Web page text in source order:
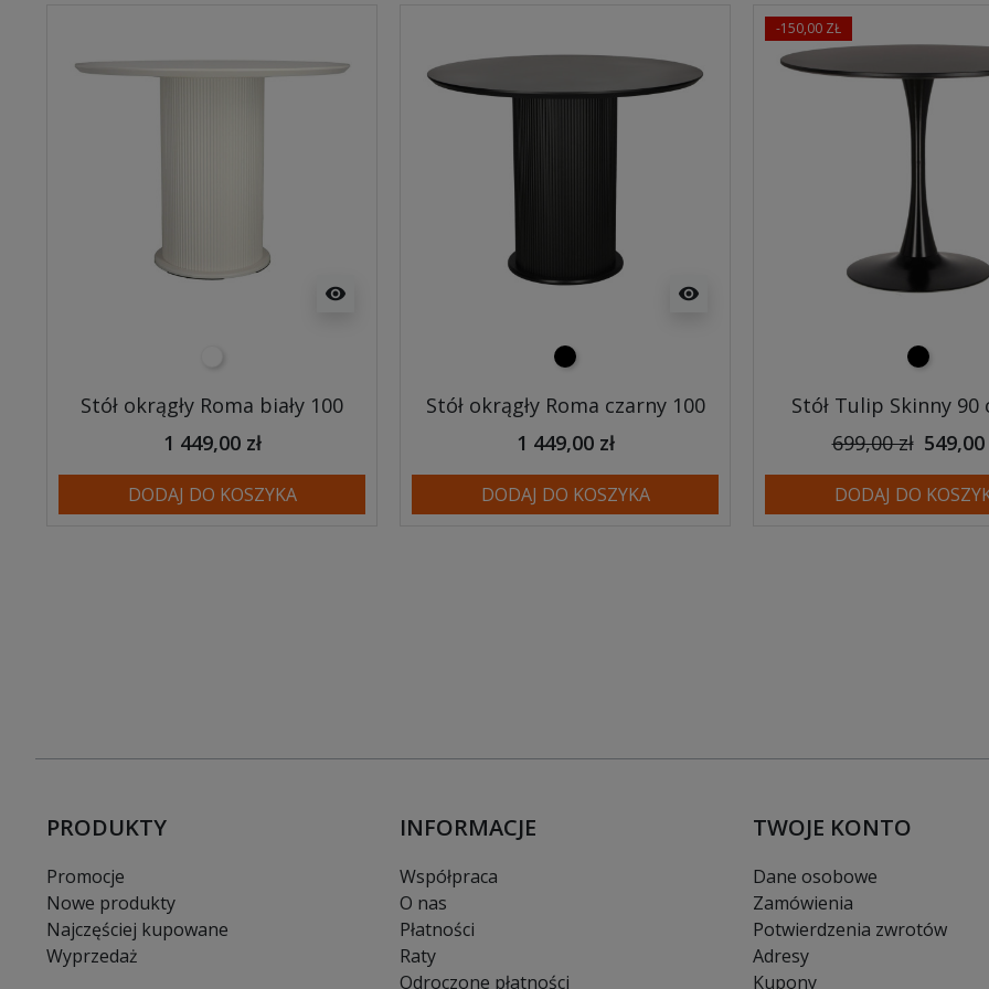
visibility
Stół okrągły Roma biały 100
1 449,00 zł
DODAJ DO KOSZYKA
visibility
czarny
Stół okrągły Roma czarny 100
1 449,00 zł
DODAJ DO KOSZYKA
-150,00 ZŁ
czarny
Stół Tulip Skinny 90
699,00 zł 549,00
DODAJ DO
PRODUKTY
Promocje
Nowe produkty
Najczęściej kupowane
Wyprzedaż
INFORMACJE
Współpraca
O nas
Płatności
Raty
Odroczone płatności
TWOJE KONTO
Dane osobowe
Zamówienia
Potwierdzenia zwrotów
Adresy
Kupony